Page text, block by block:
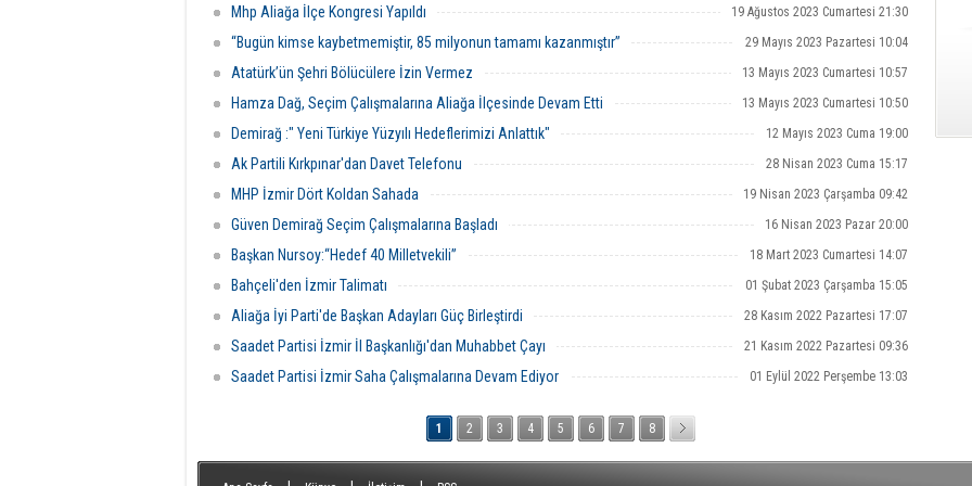
Mhp Aliağa İlçe Kongresi Yapıldı 19 Ağustos 2023 Cumartesi 21:30
“Bugün kimse kaybetmemiştir, 85 milyonun tamamı kazanmıştır” 29 Mayıs 2023 Pazartesi 10:04
Atatürk’ün Şehri Bölücülere İzin Vermez 13 Mayıs 2023 Cumartesi 10:57
Hamza Dağ, Seçim Çalışmalarına Aliağa İlçesinde Devam Etti 13 Mayıs 2023 Cumartesi 10:50
Demirağ :" Yeni Türkiye Yüzyılı Hedeflerimizi Anlattık" 12 Mayıs 2023 Cuma 19:00
Ak Partili Kırkpınar'dan Davet Telefonu 28 Nisan 2023 Cuma 15:17
MHP İzmir Dört Koldan Sahada 19 Nisan 2023 Çarşamba 09:42
Güven Demirağ Seçim Çalışmalarına Başladı 16 Nisan 2023 Pazar 20:00
Başkan Nursoy:“Hedef 40 Milletvekili” 18 Mart 2023 Cumartesi 14:07
​Bahçeli'den İzmir Talimatı 01 Şubat 2023 Çarşamba 15:05
Aliağa İyi Parti'de Başkan Adayları Güç Birleştirdi 28 Kasım 2022 Pazartesi 17:07
Saadet Partisi İzmir İl Başkanlığı'dan Muhabbet Çayı 21 Kasım 2022 Pazartesi 09:36
Saadet Partisi İzmir Saha Çalışmalarına Devam Ediyor 01 Eylül 2022 Perşembe 13:03
1 2 3 4 5 6 7 8